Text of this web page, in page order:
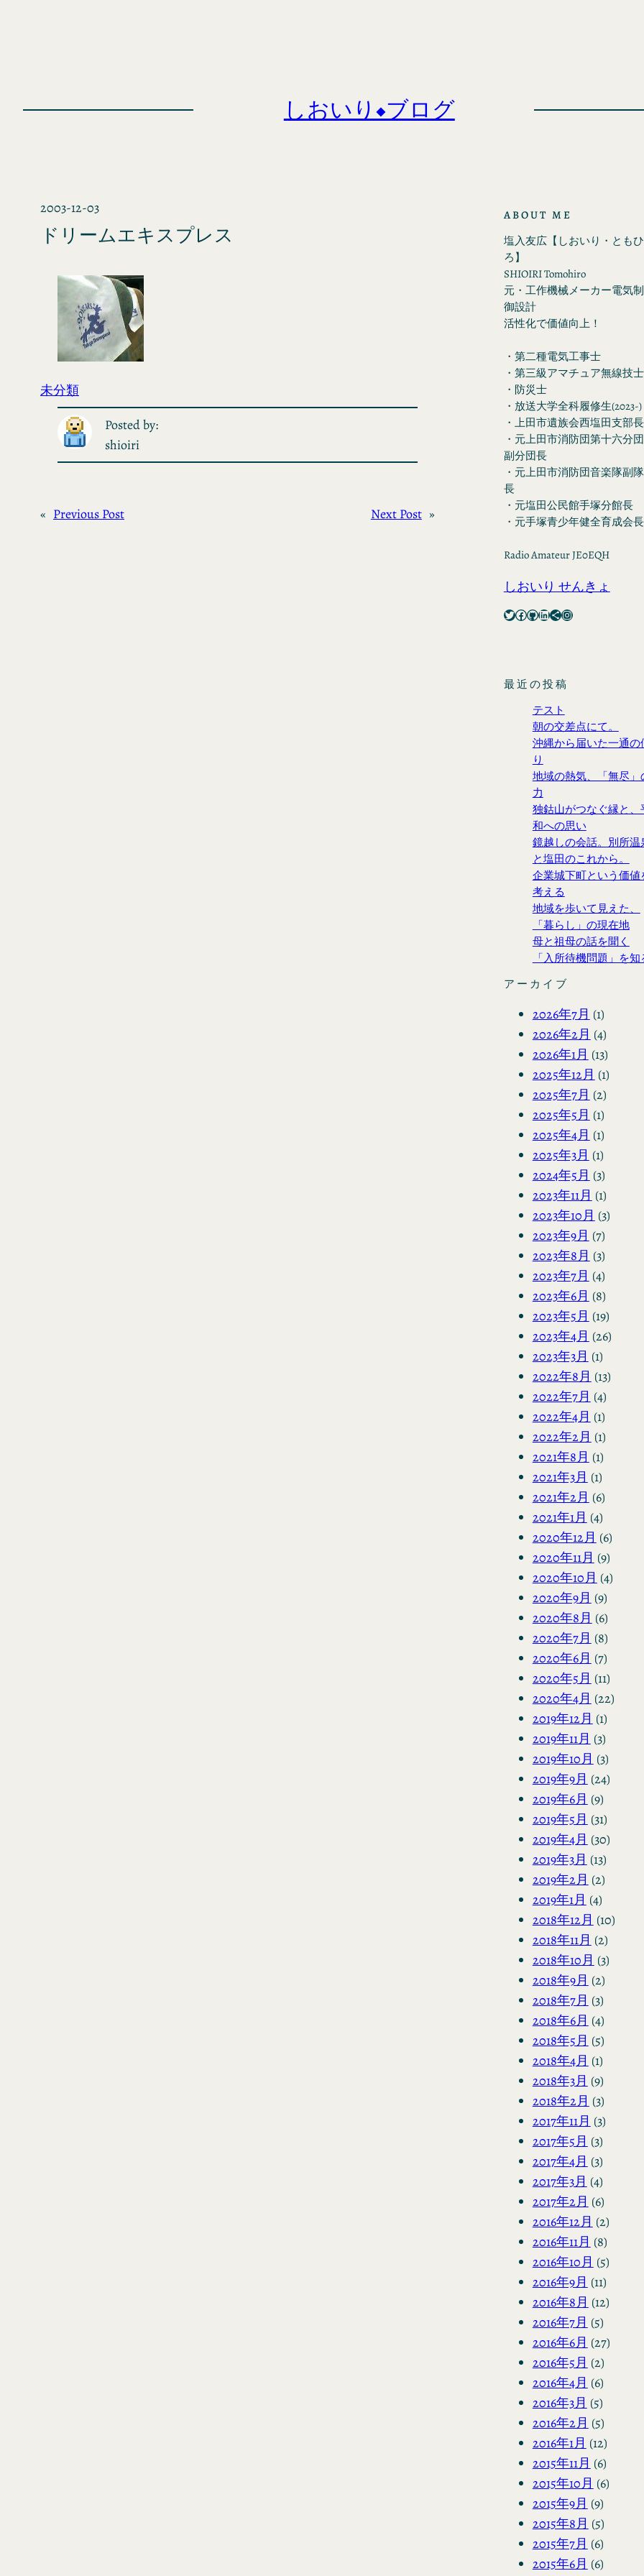
しおいり◆ブログ
2003-12-03
ドリームエキスプレス
未分類
Posted by:
shioiri
« Previous Post Next Post »
ABOUT ME
塩入友広【しおいり・ともひ
ろ】
SHIOIRI Tomohiro
元・工作機械メーカー電気制
御設計
活性化で価値向上！
・第二種電気工事士
・第三級アマチュア無線技士
・防災士
・放送大学全科履修生(2023-)
・上田市遺族会西塩田支部長
・元上田市消防団第十六分団
副分団長
・元上田市消防団音楽隊副隊
長
・元塩田公民館手塚分館長
・元手塚青少年健全育成会長
Radio Amateur JE0EQH
しおいり せんきょ
Twitter Facebook GitHub LinkedIn Share Icon Instagram
最近の投稿
テスト
朝の交差点にて。
沖縄から届いた一通の
り
地域の熱気、「無尽」
力
独鈷山がつなぐ縁と、
和への思い
鏡越しの会話。別所温
と塩田のこれから。
企業城下町という価値
考える
地域を歩いて見えた、
「暮らし」の現在地
母と祖母の話を聞く
「入所待機問題」を知
アーカイブ
2026年7月 (1)
2026年2月 (4)
2026年1月 (13)
2025年12月 (1)
2025年7月 (2)
2025年5月 (1)
2025年4月 (1)
2025年3月 (1)
2024年5月 (3)
2023年11月 (1)
2023年10月 (3)
2023年9月 (7)
2023年8月 (3)
2023年7月 (4)
2023年6月 (8)
2023年5月 (19)
2023年4月 (26)
2023年3月 (1)
2022年8月 (13)
2022年7月 (4)
2022年4月 (1)
2022年2月 (1)
2021年8月 (1)
2021年3月 (1)
2021年2月 (6)
2021年1月 (4)
2020年12月 (6)
2020年11月 (9)
2020年10月 (4)
2020年9月 (9)
2020年8月 (6)
2020年7月 (8)
2020年6月 (7)
2020年5月 (11)
2020年4月 (22)
2019年12月 (1)
2019年11月 (3)
2019年10月 (3)
2019年9月 (24)
2019年6月 (9)
2019年5月 (31)
2019年4月 (30)
2019年3月 (13)
2019年2月 (2)
2019年1月 (4)
2018年12月 (10)
2018年11月 (2)
2018年10月 (3)
2018年9月 (2)
2018年7月 (3)
2018年6月 (4)
2018年5月 (5)
2018年4月 (1)
2018年3月 (9)
2018年2月 (3)
2017年11月 (3)
2017年5月 (3)
2017年4月 (3)
2017年3月 (4)
2017年2月 (6)
2016年12月 (2)
2016年11月 (8)
2016年10月 (5)
2016年9月 (11)
2016年8月 (12)
2016年7月 (5)
2016年6月 (27)
2016年5月 (2)
2016年4月 (6)
2016年3月 (5)
2016年2月 (5)
2016年1月 (12)
2015年11月 (6)
2015年10月 (6)
2015年9月 (9)
2015年8月 (5)
2015年7月 (6)
2015年6月 (6)